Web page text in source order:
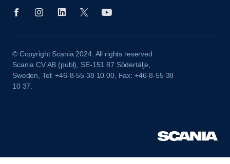
© Copyright Scania 2024. All rights reserved.
Scania CV AB (publ), SE-151 87 Södertälje,
Sweden, Tel: +46-8-55 38 10 00, Fax: +46-8-55 38
10 37.